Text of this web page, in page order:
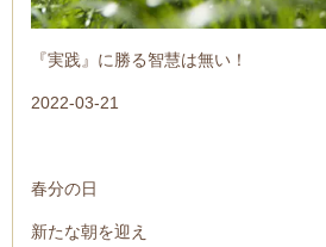
『実践』に勝る智慧は無い！
2022-03-21
春分の日
新たな朝を迎え